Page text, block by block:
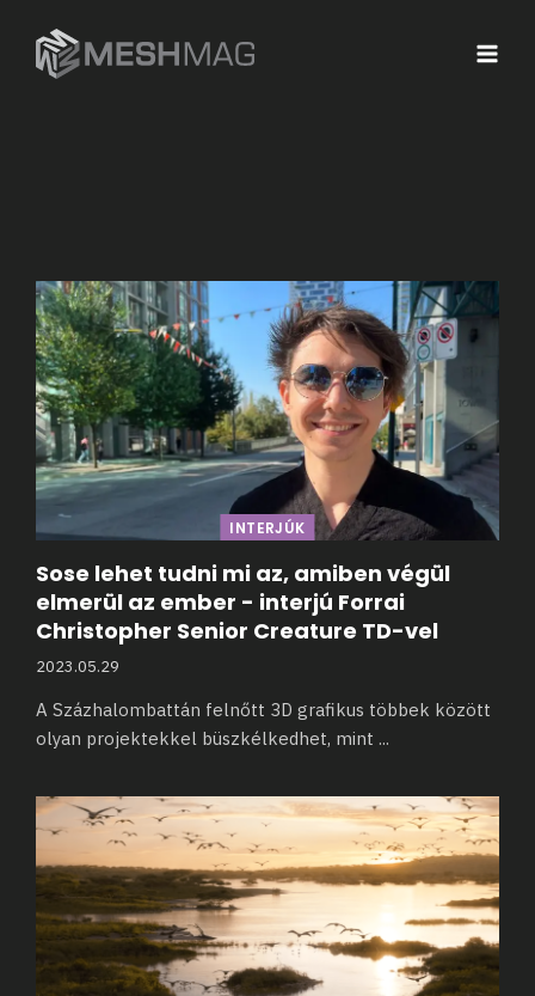
INTERJÚK
Sose lehet tudni mi az, amiben végül
elmerül az ember - interjú Forrai
Christopher Senior Creature TD-vel
2023.05.29
A Százhalombattán felnőtt 3D grafikus többek között
olyan projektekkel büszkélkedhet, mint ...